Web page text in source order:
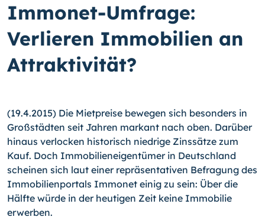
Immonet-Umfrage:
Verlieren Immobilien an
Attraktivität?
(19.4.2015) Die Mietpreise bewegen sich besonders in
Großstädten seit Jahren mar­kant nach oben. Darüber
hinaus verlocken historisch niedrige Zinssätze zum
Kauf. Doch Immobilieneigentümer in Deutschland
scheinen sich laut einer repräsentativen Befragung des
Immobilienportals Immonet einig zu sein: Über die
Hälfte würde in der heutigen Zeit keine Immobilie
erwerben.